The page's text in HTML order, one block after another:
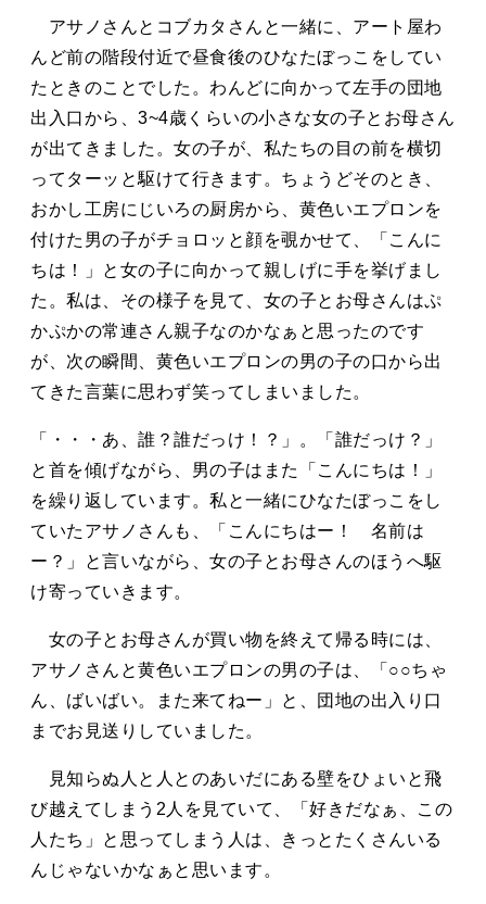
アサノさんとコブカタさんと一緒に、アート屋わ
んど前の階段付近で昼食後のひなたぼっこをしてい
たときのことでした。わんどに向かって左手の団地
出入口から、3~4歳くらいの小さな女の子とお母さん
が出てきました。女の子が、私たちの目の前を横切
ってターッと駆けて行きます。ちょうどそのとき、
おかし工房にじいろの厨房から、黄色いエプロンを
付けた男の子がチョロッと顔を覗かせて、「こんに
ちは！」と女の子に向かって親しげに手を挙げまし
た。私は、その様子を見て、女の子とお母さんはぷ
かぷかの常連さん親子なのかなぁと思ったのです
が、次の瞬間、黄色いエプロンの男の子の口から出
てきた言葉に思わず笑ってしまいました。
「・・・あ、誰？誰だっけ！？」。「誰だっけ？」
と首を傾げながら、男の子はまた「こんにちは！」
を繰り返しています。私と一緒にひなたぼっこをし
ていたアサノさんも、「こんにちはー！ 名前は
ー？」と言いながら、女の子とお母さんのほうへ駆
け寄っていきます。
女の子とお母さんが買い物を終えて帰る時には、
アサノさんと黄色いエプロンの男の子は、「○○ちゃ
ん、ばいばい。また来てねー」と、団地の出入り口
までお見送りしていました。
見知らぬ人と人とのあいだにある壁をひょいと飛
び越えてしまう2人を見ていて、「好きだなぁ、この
人たち」と思ってしまう人は、きっとたくさんいる
んじゃないかなぁと思います。